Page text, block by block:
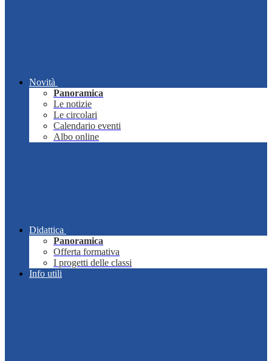
Novità
Panoramica
Le notizie
Le circolari
Calendario eventi
Albo online
Didattica
Panoramica
Offerta formativa
I progetti delle classi
Info utili